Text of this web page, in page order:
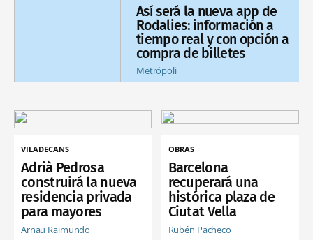
Así será la nueva app de
Rodalies: información a
tiempo real y con opción a
compra de billetes
Metrópoli
VILADECANS
Adrià Pedrosa
construirá la nueva
residencia privada
para mayores
Arnau Raimundo
OBRAS
Barcelona
recuperará una
histórica plaza de
Ciutat Vella
Rubén Pacheco